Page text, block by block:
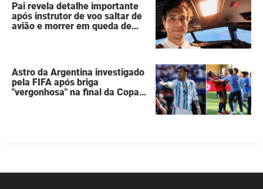
Pai revela detalhe importante
após instrutor de voo saltar de
avião e morrer em queda de
Astro da Argentina investigado
pela FIFA após briga
"vergonhosa" na final da Copa